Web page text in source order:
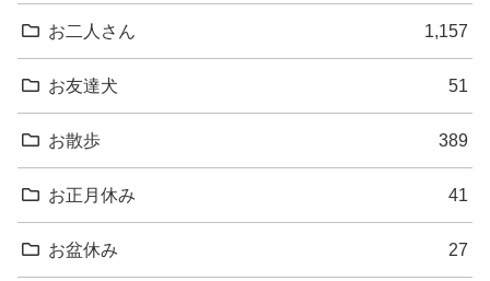
お二人さん 1,157
お友達犬 51
お散歩 389
お正月休み 41
お盆休み 27